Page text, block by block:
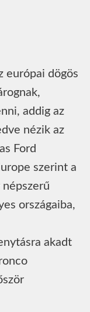
európai dögös
addig az
nézik az
Ford
szerint a
népszerű
országaiba,
akadt